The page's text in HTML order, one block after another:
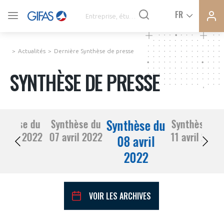
FR
SYNTHÈSE DE PRESSE
COMMUNIQUÉS DE PRESSE
Actualités Dernière Synthèse de presse
SYNTHÈSE DE PRESSE
du
06 avril 2022
Synthèse du
07 avril 2022
Synthèse du
08 avril
2022
Synthèse du
11 avril 2022
VOIR LES ARCHIVES
VOUS ÊTES ADHÉRENTS
PAS ENCORE ADHÉRENT ?
DEMANDE D’ADHÉSION
Avez-vous un statut de droit français ?